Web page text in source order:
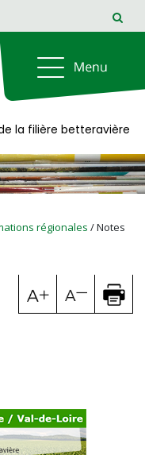
la filière betteravière
régionales / Notes